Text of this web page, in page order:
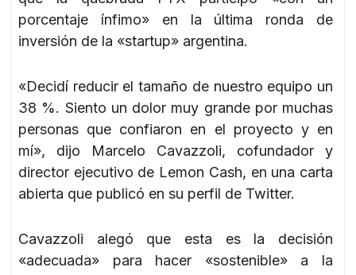
porcentaje ínfimo» en la última ronda de
inversión de la «startup» argentina.
«Decidí reducir el tamaño de nuestro equipo un
38 %. Siento un dolor muy grande por muchas
personas que confiaron en el proyecto y en
mí», dijo Marcelo Cavazzoli, cofundador y
director ejecutivo de Lemon Cash, en una carta
abierta que publicó en su perfil de Twitter.
Cavazzoli alegó que esta es la decisión
«adecuada» para hacer «sostenible» a la